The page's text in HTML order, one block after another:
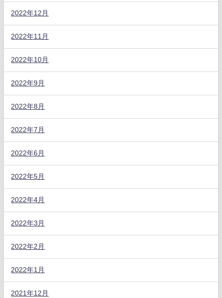
2022年12月
2022年11月
2022年10月
2022年9月
2022年8月
2022年7月
2022年6月
2022年5月
2022年4月
2022年3月
2022年2月
2022年1月
2021年12月